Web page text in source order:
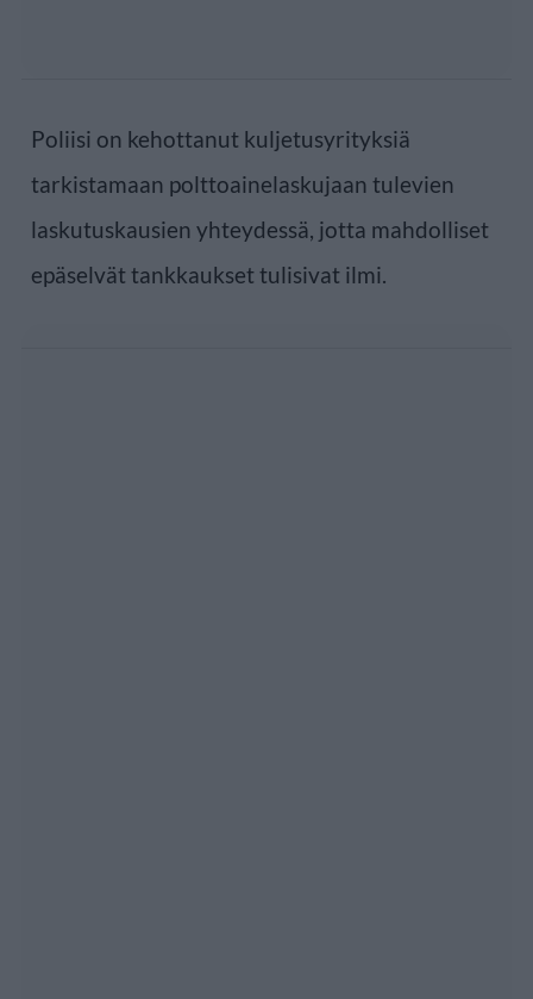
Poliisi on kehottanut kuljetusyrityksiä
tarkistamaan polttoainelaskujaan tulevien
laskutuskausien yhteydessä, jotta mahdolliset
epäselvät tankkaukset tulisivat ilmi.